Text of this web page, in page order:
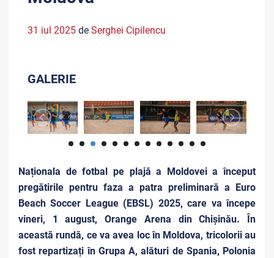
31 iul 2025 de Serghei Cipilencu
GALERIE
Naționala de fotbal pe plajă a Moldovei a început
pregătirile pentru faza a patra preliminară a Euro
Beach Soccer League (EBSL) 2025, care va începe
vineri, 1 august, Orange Arena din Chișinău. În
această rundă, ce va avea loc în Moldova, tricolorii au
fost repartizați în Grupa A, alături de Spania, Polonia